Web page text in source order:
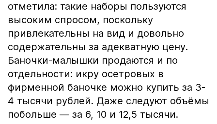
отметила: такие наборы пользуются
высоким спросом, поскольку
привлекательны на вид и довольно
содержательны за адекватную цену.
Баночки-малышки продаются и по
отдельности: икру осетровых в
фирменной баночке можно купить за 3-
4 тысячи рублей. Даже следуют объёмы
побольше — за 6, 10 и 12,5 тысячи.